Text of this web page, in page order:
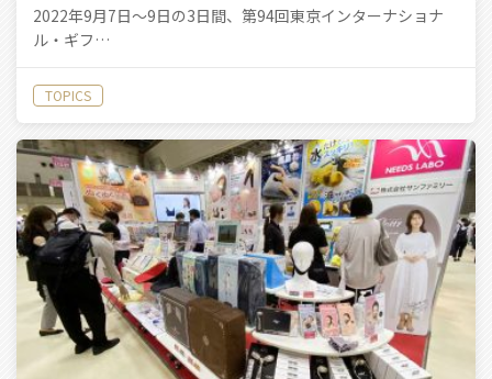
2022年9月7日〜9日の3日間、第94回東京インターナショナ
ル・ギフ…
TOPICS